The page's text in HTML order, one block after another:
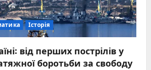
Історія
від перших пострілів у
боротьби за свободу